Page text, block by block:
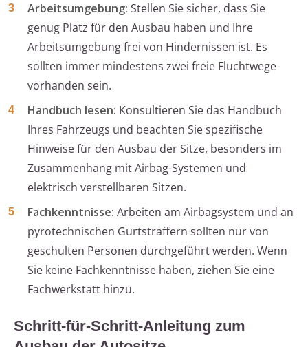
Arbeitsumgebung: Stellen Sie sicher, dass Sie
genug Platz für den Ausbau haben und Ihre
Arbeitsumgebung frei von Hindernissen ist. Es
sollten immer mindestens zwei freie Fluchtwege
vorhanden sein.
Handbuch lesen: Konsultieren Sie das Handbuch
Ihres Fahrzeugs und beachten Sie spezifische
Hinweise für den Ausbau der Sitze, besonders im
Zusammenhang mit Airbag-Systemen und
elektrisch verstellbaren Sitzen.
Fachkenntnisse: Arbeiten am Airbagsystem und an
pyrotechnischen Gurtstraffern sollten nur von
geschulten Personen durchgeführt werden. Wenn
Sie keine Fachkenntnisse haben, ziehen Sie eine
Fachwerkstatt hinzu.
Schritt-für-Schritt-Anleitung zum